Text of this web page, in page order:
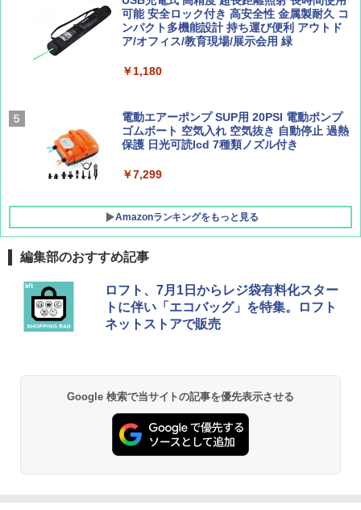
￥1,760
BE-PAL(ビ-パル) 2026年 9 月号【特別付録:
￥1,500
新しい日本地理 地図・統計・移動から読み
￥1,540
[キャンパーズコレクション 山善] 傘みたいに
広げるだけ パッとサッとテント ブラックコ
簡単設置 ポップアップテント エクルベージ
￥8,991
X 2人用 3人用 キャンプ アウトドア フェス
￥20,718
可能 安全ロック付き 高安全性 金属製耐久 コ
ンパクト多機能設計 持ち運び便利 アウトド
ア/オフィス/教育現場/展示会用 緑
￥1,180
電動エアーポンプ SUP用 20PSI 電動ポンプ
ゴムボート 空気入れ 空気抜き 自動停止 過熱
保護 日光可読lcd 7種類ノズル付き
￥7,299
Amazonランキングをもっと見る
編集部のおすすめ記事
ロフト、7月1日からレジ袋有料化スター
トに伴い「エコバッグ」を特集。ロフト
ネットストアで販売
Google 検索で当サイトの記事を優先表示させる